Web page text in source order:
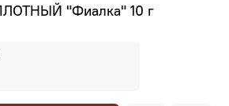
"Фиалка" 10 г